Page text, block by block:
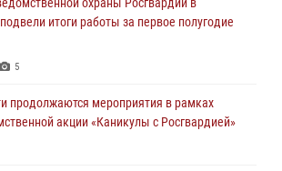
Росгвардии пресечена
под реабилитационный центр
4
по Пензенской области подвели итоги
итоги работы за первое полугодие
5
продолжаются мероприятия в рамках
акции «Каникулы с Росгвардией»